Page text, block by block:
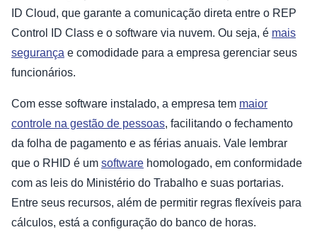
ID Cloud, que garante a comunicação direta entre o REP
Control ID Class e o software via nuvem. Ou seja, é mais
segurança e comodidade para a empresa gerenciar seus
funcionários.
Com esse software instalado, a empresa tem maior
controle na gestão de pessoas, facilitando o fechamento
da folha de pagamento e as férias anuais. Vale lembrar
que o RHID é um software homologado, em conformidade
com as leis do Ministério do Trabalho e suas portarias.
Entre seus recursos, além de permitir regras flexíveis para
cálculos, está a configuração do banco de horas.